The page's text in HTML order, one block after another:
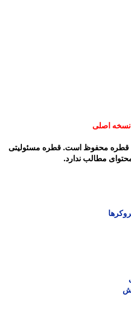
اصلی
محفوظ است. قطره مسئولیتی
مطالب ندارد.